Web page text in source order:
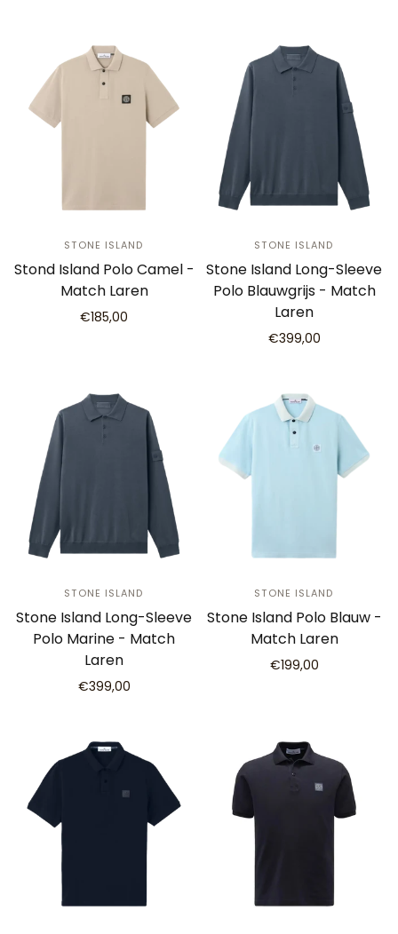
STONE ISLAND
Stond Island Polo Camel -
Match Laren
€185,00
STONE ISLAND
Stone Island Long-Sleeve
Polo Blauwgrijs - Match
Laren
€399,00
STONE ISLAND
Stone Island Long-Sleeve
Polo Marine - Match
Laren
€399,00
STONE ISLAND
Stone Island Polo Blauw -
Match Laren
€199,00